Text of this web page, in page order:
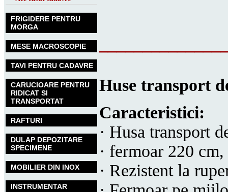
FRIGIDERE PENTRU
MORGA
MESE MACROSCOPIE
TAVI PENTRU CADAVRE
CARUCIOARE PENTRU
RIDICAT SI
TRANSPORTAT
RAFTURI
DULAP DEPOZITARE
SPECIMENE
MOBILIER DIN INOX
INSTRUMENTAR
Huse transport
Caracteristici:
· Husa transport
· fermoar 220
· Rezistent la